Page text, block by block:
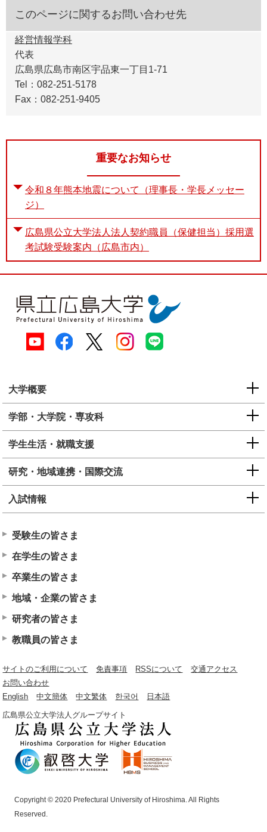
このページに関するお問い合わせ先
経営情報学科
代表
広島県広島市南区宇品東一丁目1-71
Tel：082-251-5178
Fax：082-251-9405
重要なお知らせ
令和８年熊本地震について（理事長・学長メッセー
ジ）
広島県公立大学法人法人契約職員（保健担当）採用選
考試験受験案内（広島市内）
大学概要
学部・大学院・専攻科
学生生活・就職支援
研究・地域連携・国際交流
入試情報
受験生の皆さま
在学生の皆さま
卒業生の皆さま
地域・企業の皆さま
研究者の皆さま
教職員の皆さま
サイトのご利用について 免責事項 RSSについて
交通アクセス
お問い合わせ
English
中文簡体 中文繁体 한국어 日本語
広島県公立大学法人グループサイト
Copyright © 2020 Prefectural University of Hiroshima. All Rights
Reserved.